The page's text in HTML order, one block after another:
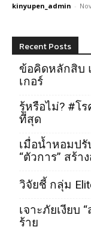
kinyupen_admin -
Recent Posts
ข้อคิดหลักสิบ
เกอร์
รู้หรือไม่? #โ
ที่สุด
เมื่อน้ำหอมป
“ตัวการ” สร้า
วิจัยชี้ กลุ่ม
เจาะภัยเงียบ
ร้าย